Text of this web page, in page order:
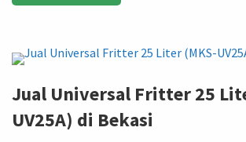
Jual Universal Fritter 25
UV25A) di Bekasi